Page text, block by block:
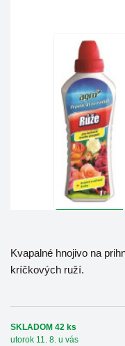
Kvapalné hnojivo na
kríčkových ruží.
SKLADOM 42 ks
utorok 11. 8. u vás